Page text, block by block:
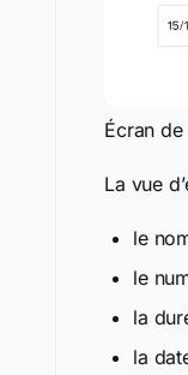
Écran
La vue
le
le
la
la